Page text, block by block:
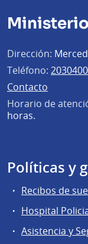
Dirección:
Teléfono:
Contacto
Horario de
horas.
Políticas y
Recibos de
Hospital
Asistencia y